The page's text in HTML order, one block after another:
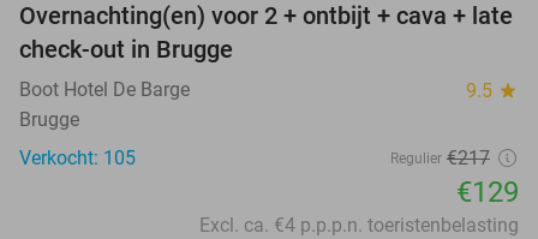
41%
Overnachting(en) voor 2 + ontbijt + cava + late
check-out in Brugge
Boot Hotel De Barge 9.5 star
Brugge
Verkocht: 105
Regulier €217
€129
Excl. ca. €4 p.p.p.n. toeristenbelasting